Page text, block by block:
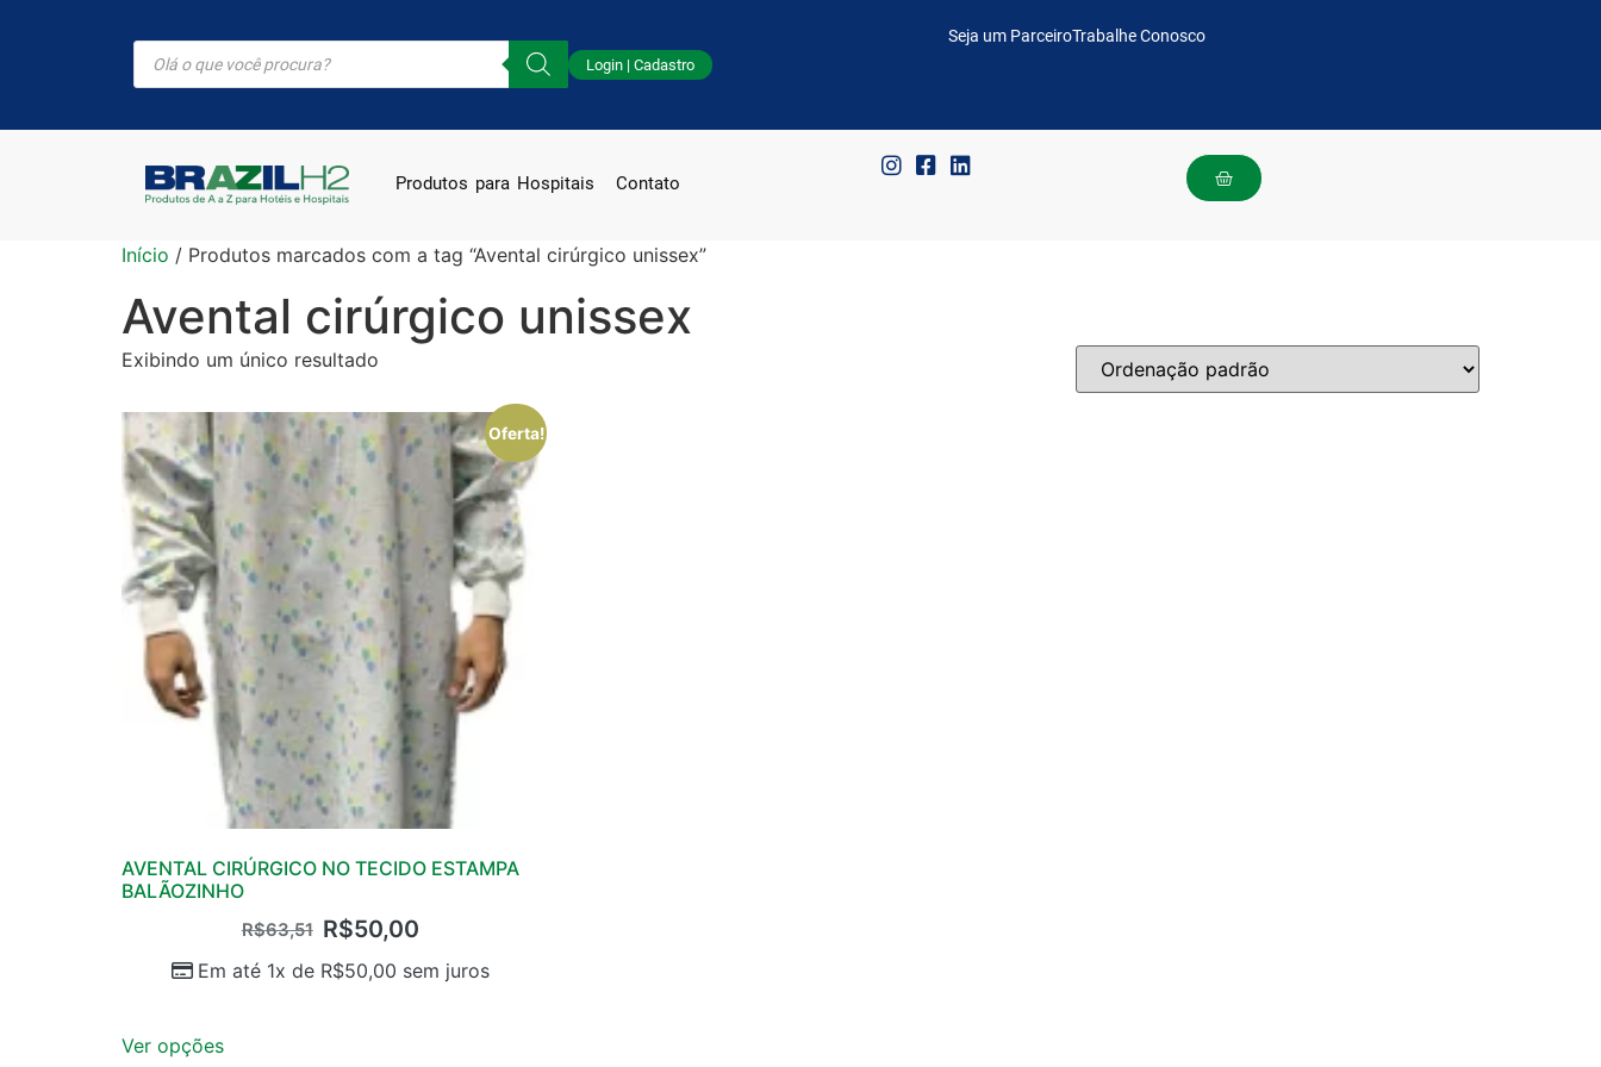
Login | Cadastro
Seja um ParceiroTrabalhe Conosco
Produtos para Hospitais Contato
Início / Produtos marcados com a tag “Avental cirúrgico unissex”
Avental cirúrgico unissex
Exibindo um único resultado
Oferta!
AVENTAL CIRÚRGICO NO TECIDO ESTAMPA
BALÃOZINHO
R$63,51 R$50,00
Em até 1x de R$50,00 sem juros
Ver opções